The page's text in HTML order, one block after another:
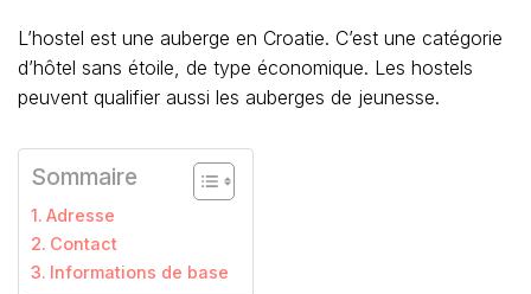
L’hostel est une auberge en Croatie. C’est une catégorie
d’hôtel sans étoile, de type économique. Les hostels
peuvent qualifier aussi les auberges de jeunesse.
Sommaire
Adresse
Contact
Informations de base